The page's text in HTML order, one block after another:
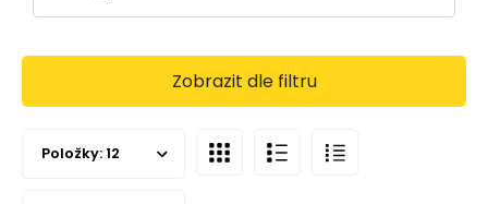
Zobrazit dle filtru
Položky: 12